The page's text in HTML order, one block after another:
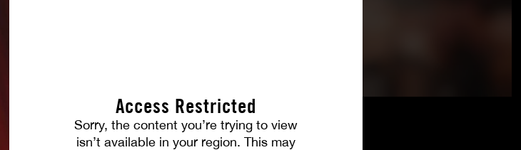
Access Restricted
Sorry, the content you’re trying to view
isn’t available in your region. This may
TOUTES LES PHOTOS